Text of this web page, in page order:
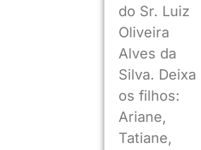
do Sr. Luiz
Oliveira
Alves da
Silva. Deixa
os filhos:
Ariane,
Tatiane,